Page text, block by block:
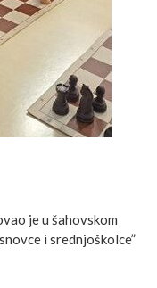
je u šahovskom
i srednjoškolce”